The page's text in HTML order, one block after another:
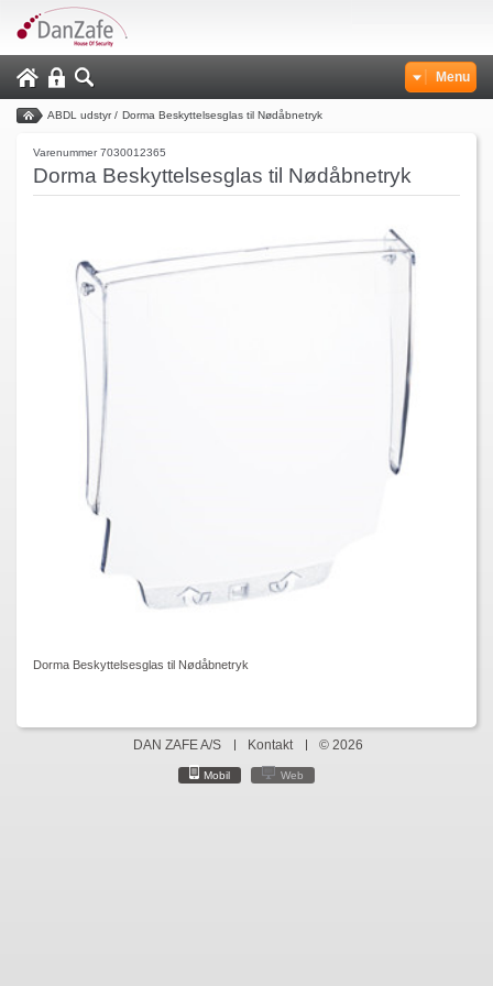
Menu
ABDL udstyr/ Dorma Beskyttelsesglas til Nødåbnetryk
Varenummer 7030012365
Dorma Beskyttelsesglas til Nødåbnetryk
Dorma Beskyttelsesglas til Nødåbnetryk
DAN ZAFE A/S Kontakt © 2026
Mobil Web